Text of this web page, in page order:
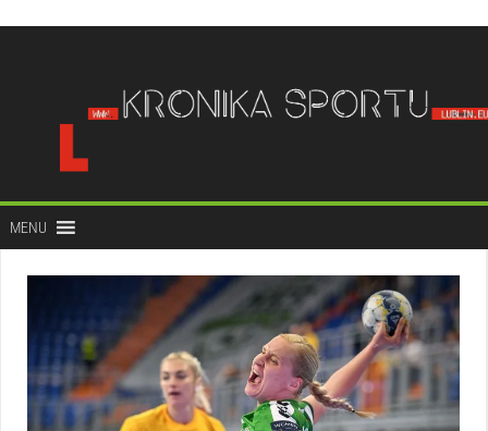
treści
MENU